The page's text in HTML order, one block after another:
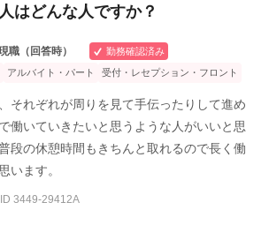
はどんな人ですか？
職（回答時）
勤務確認済み
アルバイト・パート 受付・レセプション・フロント
それぞれが周りを見て手伝ったりして進め
働いていきたいと思うような人がいいと思
段の休憩時間もきちんと取れるので長く働
います。
3449-29412A